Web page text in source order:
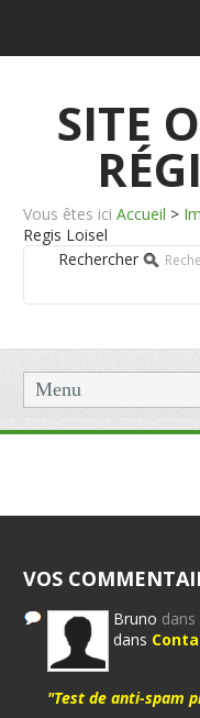
SITE
Vous êtes ici Accueil >
Regis Loisel
Rechercher
Menu
VOS
Bruno dans
dans
"Test de anti-spam